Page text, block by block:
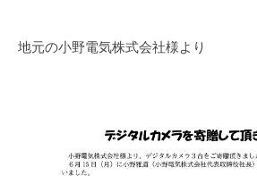
地元の小野電気株式会社様より